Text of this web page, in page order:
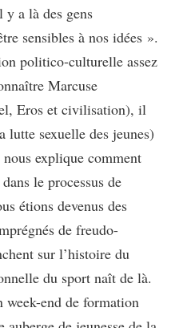
y a là des gens
sensibles à nos idées ».
politico-culturelle assez
Marcuse
Eros et civilisation), il
sexuelle des jeunes)
explique comment
le processus de
étions devenus des
de freudo-
sur l’histoire du
du sport naît de là.
week-end de formation